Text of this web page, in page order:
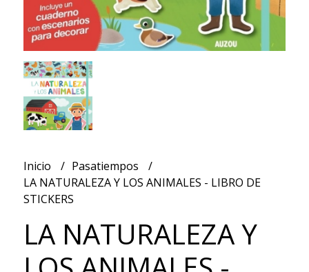
Inicio
Pasatiempos
LA NATURALEZA Y LOS ANIMALES - LIBRO DE
STICKERS
LA NATURALEZA Y